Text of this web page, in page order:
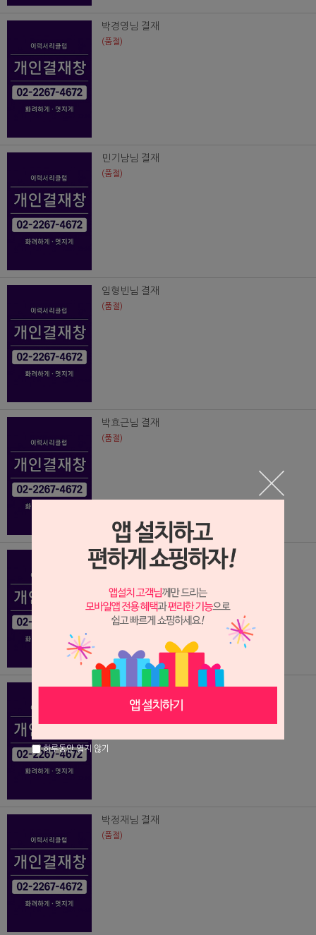
박경영님 결재
(품절)
민기남님 결재
(품절)
임형빈님 결재
(품절)
박효근님 결재
(품절)
이상범님 결재
(품절)
임현빈님결재
박정재님 결재
(품절)
하루동안 열지 않기